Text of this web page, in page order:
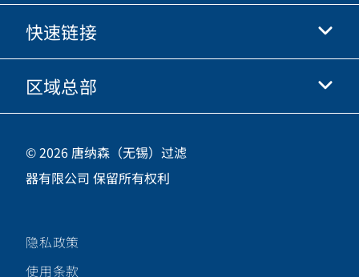
快手
优酷
微信
关于我们
商业行为准则
职业发展
快速链接
唐纳森电商网站
投资人
供应商
区域总部
中国江苏省无锡市新吴区
新加坡工业园新都路16号，邮编 214028
咨询热线
关注唐纳森微信公众号
© 2026 唐纳森（无锡）过滤
器有限公司 保留所有权利
隐私政策
使用条款